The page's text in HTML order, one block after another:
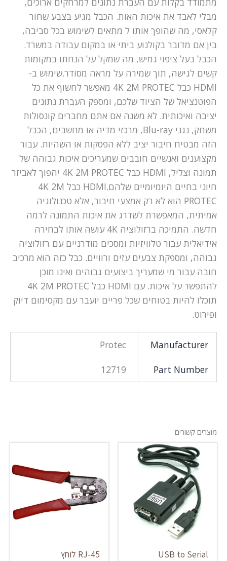
מבלי לאבד את איכות האות. הכבל מגיע בצבע שחור
קלאסי, מה שהופך אותו ל מתאים לשימוש בכל סביבה,
בין אם מדובר בקולנוע ביתי או במקום עבודה במשרד.
הכבל בעל ציפוי גמיש, מה שמקל על הנחתו במקומות
קשים לגישה, תוך שמירה על מראה מסודר.שימוש ב-
HDMI כבל 4K 2M PROTEC מאפשר לחשוף את כל
הפוטנציאל של הציוד שלכם, ומספק העברת נתונים
יציבה ואיכותית. לא משנה אם אתם מחברים קונסולות
משחק, נגני Blu-ray, מרכזי מדיה או מחשבים, הכבל
הזה מבטיח חיבור יציב ללא הפסקות או השהיות. עבור
מקצוענים ואנשיים חובבים שמעריכים איכות גבוהה של
תמונה וצליל, HDMI כבל 4K 2M PROTEC יהפוך לאביזר
חיוני בחיים היומיומיים שלהם.HDMI כבל 4K 2M
PROTEC הוא לא רק אמצעי חיבור, אלא טכנולוגיה
אמיתית, המאפשרת לשדרג את איכות התמונה לרמה
חדשה. התמיכה ברזולוציה 4K עושה אותו לבחירה
אידיאלית עבור טלוויזיות ומסכים מודרניים עם רזולוציה
גבוהה, ומספקת צבעים עזים ורוויים. כבל כזה הוא מרכיב
חובה עבור מי שמעריך ביצועים גבוהים ואינו מוכן
להתפשר על איכות. עם HDMI כבל 4K 2M PROTEC
תוכלו להיות בטוחים שכל פריים יועבר עם מקסימום דיוק
ופירוט.
Manufacturer
Protec
Part Number
12719
מוצרים קשורים
USB to Serial
RJ-45 לוחץ